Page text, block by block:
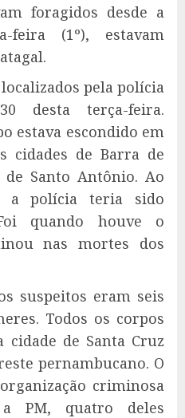
foragidos desde a
feira (1º), estavam
pela polícia
desta terça-feira.
estava escondido em
cidades de Barra de
Santo Antônio. Ao
a polícia teria sido
quando houve o
nas mortes dos
suspeitos eram seis
Todos os corpos
de Santa Cruz
pernambucano. O
criminosa
PM, quatro deles